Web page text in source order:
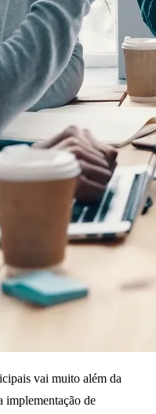
vai muito além da
implementação de